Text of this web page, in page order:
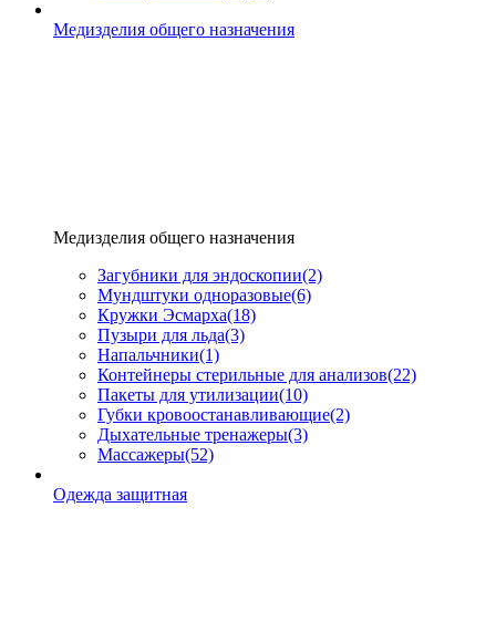
Медизделия общего назначения
Медизделия общего назначения
Загубники для эндоскопии(2)
Мундштуки одноразовые(6)
Кружки Эсмарха(18)
Пузыри для льда(3)
Напальчники(1)
Контейнеры стерильные для анализов(22)
Пакеты для утилизации(10)
Губки кровоостанавливающие(2)
Дыхательные тренажеры(3)
Массажеры(52)
Одежда защитная